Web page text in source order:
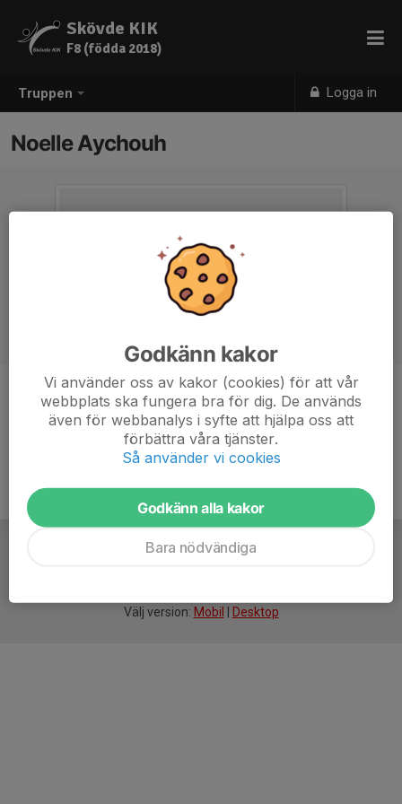
Truppen Logga in
Skövde KIK
F8 (födda 2018)
Noelle Aychouh
Ålder 8 år
Välj version: Mobil Desktop
Godkänn kakor
Vi använder oss av kakor (cookies) för att vår
webbplats ska fungera bra för dig. De används
även för webbanalys i syfte att hjälpa oss att
förbättra våra tjänster.
Så använder vi cookies
Godkänn alla kakor
Bara nödvändiga